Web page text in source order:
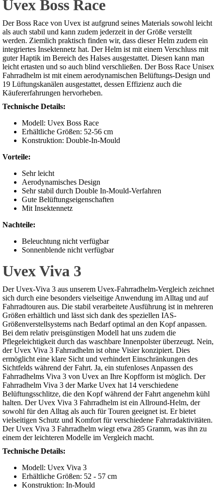
Uvex Boss Race
Der Boss Race von Uvex ist aufgrund seines Materials sowohl leicht
als auch stabil und kann zudem jederzeit in der Größe verstellt
werden. Ziemlich praktisch finden wir, dass dieser Helm zudem ein
integriertes Insektennetz hat. Der Helm ist mit einem Verschluss mit
guter Haptik im Bereich des Halses ausgestattet. Diesen kann man
leicht ertasten und so auch blind verschließen. Der Boss Race Unisex
Fahrradhelm ist mit einem aerodynamischen Belüftungs-Design und
19 Lüftungskanälen ausgestattet, dessen Effizienz auch die
Käufererfahrungen hervorheben.
Technische Details:
Modell: Uvex Boss Race
Erhältliche Größen: 52-56 cm
Konstruktion: Double-In-Mould
Vorteile:
Sehr leicht
Aerodynamisches Design
Sehr stabil durch Double In-Mould-Verfahren
Gute Belüftungseigenschaften
Mit Insektennetz
Nachteile:
Beleuchtung nicht verfügbar
Sonnenblende nicht verfügbar
Uvex Viva 3
Der Uvex-Viva 3 aus unserem Uvex-Fahrradhelm-Vergleich zeichnet
sich durch eine besonders vielseitige Anwendung im Alltag und auf
Fahrradtouren aus. Die stabil verarbeitete Ausführung ist in mehreren
Größen erhältlich und lässt sich dank des speziellen IAS-
Größenverstellsystems nach Bedarf optimal an den Kopf anpassen.
Bei dem relativ preisgünstigen Modell hat uns zudem die
Pflegeleichtigkeit durch das waschbare Innenpolster überzeugt. Nein,
der Uvex Viva 3 Fahrradhelm ist ohne Visier konzipiert. Dies
ermöglicht eine klare Sicht und verhindert Einschränkungen des
Sichtfelds während der Fahrt. Ja, ein stufenloses Anpassen des
Fahrradhelms Viva 3 von Uvex an Ihre Kopfform ist möglich. Der
Fahrradhelm Viva 3 der Marke Uvex hat 14 verschiedene
Belüftungsschlitze, die den Kopf während der Fahrt angenehm kühl
halten. Der Uvex Viva 3 Fahrradhelm ist ein Allround-Helm, der
sowohl für den Alltag als auch für Touren geeignet ist. Er bietet
vielseitigen Schutz und Komfort für verschiedene Fahrradaktivitäten.
Der Uvex Viva 3 Fahrradhelm wiegt etwa 285 Gramm, was ihn zu
einem der leichteren Modelle im Vergleich macht.
Technische Details:
Modell: Uvex Viva 3
Erhältliche Größen: 52 - 57 cm
Konstruktion: In-Mould